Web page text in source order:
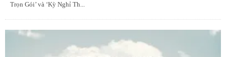
Trọn Gói’ và ‘Kỳ Nghỉ Th...